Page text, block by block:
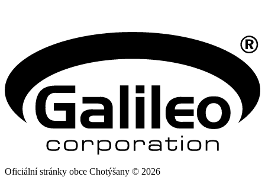
Oficiální stránky obce Chotýšany © 2026